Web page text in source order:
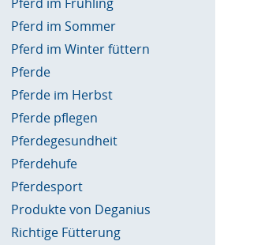
Pferd im Sommer
Pferd im Winter füttern
Pferde
Pferde im Herbst
Pferde pflegen
Pferdegesundheit
Pferdehufe
Pferdesport
Produkte von Deganius
Richtige Fütterung